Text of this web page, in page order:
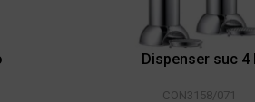
Dispenser suc 4 l
CON3158/071